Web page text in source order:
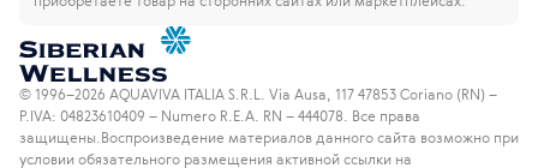
© 1996–2026 AQUAVIVA ITALIA S.R.L. Via Ausa, 117 47853 Coriano (RN) –
P.IVA: 04823610409 – Numero R.E.A. RN – 444078. Все права
защищены. Воспроизведение материалов данного сайта возможно при
условии обязательного размещения активной ссылки на